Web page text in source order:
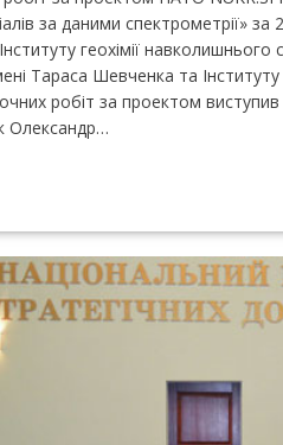
за даними спектрометрії»
геохімії
Тараса Шевченка та
робіт за проектом
Олександр…